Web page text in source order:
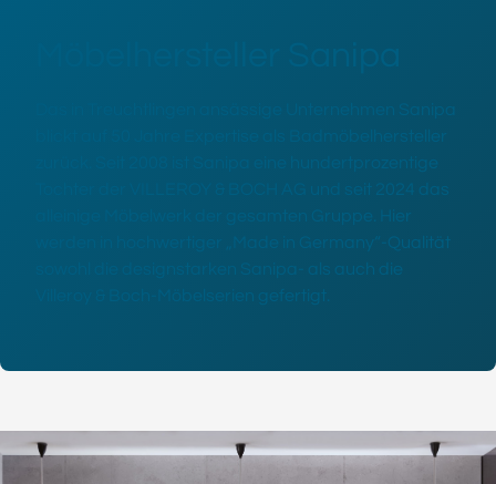
Das in Treuchtlingen ansässige Unternehmen Sanipa
blickt auf 50 Jahre Expertise als Badmöbelhersteller
zurück. Seit 2008 ist Sanipa eine hundertprozentige
Tochter der VILLEROY & BOCH AG und seit 2024 das
alleinige Möbelwerk der gesamten Gruppe. Hier
werden in hochwertiger „Made in Germany“-Qualität
sowohl die designstarken Sanipa- als auch die
Villeroy & Boch-Möbelserien gefertigt.